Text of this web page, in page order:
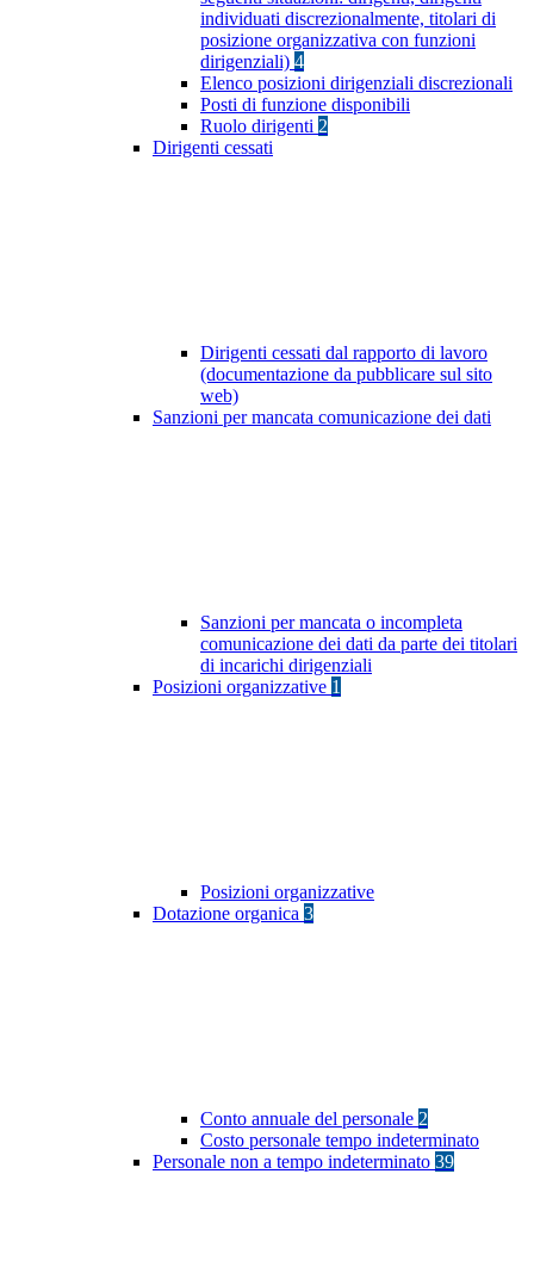
individuati discrezionalmente, titolari di
posizione organizzativa con funzioni
dirigenziali) 4
Elenco posizioni dirigenziali discrezionali
Posti di funzione disponibili
Ruolo dirigenti 2
Dirigenti cessati
Dirigenti cessati dal rapporto di lavoro
(documentazione da pubblicare sul sito
web)
Sanzioni per mancata comunicazione dei dati
Sanzioni per mancata o incompleta
comunicazione dei dati da parte dei titolari
di incarichi dirigenziali
Posizioni organizzative 1
Posizioni organizzative
Dotazione organica 3
Conto annuale del personale 2
Costo personale tempo indeterminato
Personale non a tempo indeterminato 39